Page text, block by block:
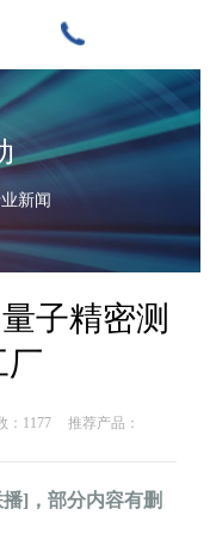
新闻
子精密测
厂
：1177 推荐产品：
]，部分内容有删